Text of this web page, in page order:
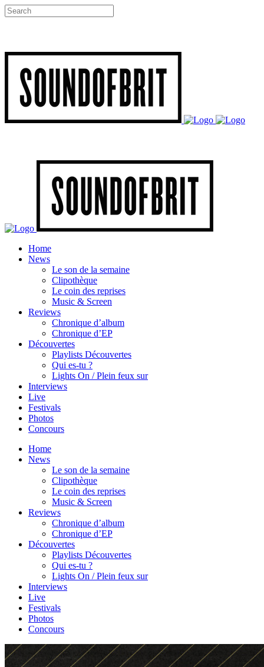
Home
News
Le son de la semaine
Clipothèque
Le coin des reprises
Music & Screen
Reviews
Chronique d’album
Chronique d’EP
Découvertes
Playlists Découvertes
Qui es-tu ?
Lights On / Plein feux sur
Interviews
Live
Festivals
Photos
Concours
Home
News
Le son de la semaine
Clipothèque
Le coin des reprises
Music & Screen
Reviews
Chronique d’album
Chronique d’EP
Découvertes
Playlists Découvertes
Qui es-tu ?
Lights On / Plein feux sur
Interviews
Live
Festivals
Photos
Concours